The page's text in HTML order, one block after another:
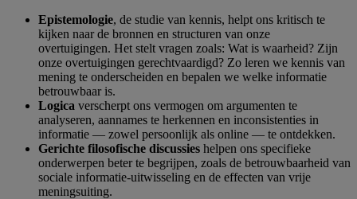
Epistemologie, de studie van kennis, helpt ons kritisch te
kijken naar de bronnen en structuren van onze
overtuigingen. Het stelt vragen zoals: Wat is waarheid? Zijn
onze overtuigingen gerechtvaardigd? Zo leren we kennis van
mening te onderscheiden en bepalen we welke informatie
betrouwbaar is.
Logica verscherpt ons vermogen om argumenten te
analyseren, aannames te herkennen en inconsistenties in
informatie — zowel persoonlijk als online — te ontdekken.
Gerichte filosofische discussies helpen ons specifieke
onderwerpen beter te begrijpen, zoals de betrouwbaarheid van
sociale informatie-uitwisseling en de effecten van vrije
meningsuiting.